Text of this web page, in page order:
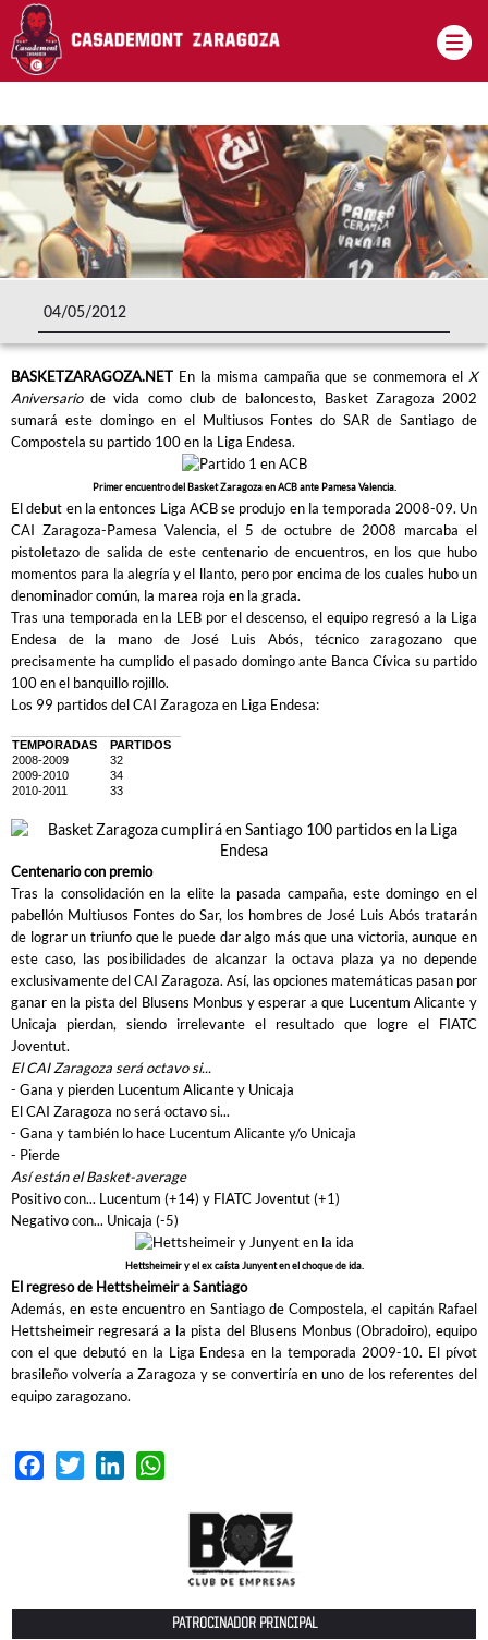
Pasar al contenido principal
04/05/2012
BASKETZARAGOZA.NET En la misma campaña que se conmemora el X
Aniversariode vida como club de baloncesto, Basket Zaragoza 2002
sumará este domingo en el Multiusos Fontes do SAR de Santiago de
Compostela su partido 100 en la Liga Endesa.
Primer encuentro del Basket Zaragoza en ACB ante Pamesa Valencia.
El debut en la entonces Liga ACB se produjo en la temporada 2008-09. Un
CAI Zaragoza-Pamesa Valencia, el 5 de octubre de 2008 marcaba el
pistoletazo de salida de este centenario de encuentros, en los que hubo
momentos para la alegría y el llanto, pero por encima de los cuales hubo un
denominador común, la marea roja en la grada.
Tras una temporada en la LEB por el descenso, el equipo regresó a la Liga
Endesa de la mano de José Luis Abós, técnico zaragozano que
precisamente ha cumplido el pasado domingo ante Banca Cívica su partido
100 en el banquillo rojillo.
Los 99 partidos del CAI Zaragoza en Liga Endesa:
TEMPORADAS
PARTIDOS
2008-2009
32
2009-2010
34
2010-2011
33
Centenario con premio
Tras la consolidación en la elite la pasada campaña, este domingo en el
pabellón Multiusos Fontes do Sar, los hombres de José Luis Abós tratarán
de lograr un triunfo que le puede dar algo más que una victoria, aunque en
este caso, las posibilidades de alcanzar la octava plaza ya no depende
exclusivamente del CAI Zaragoza. Así, las opciones matemáticas pasan por
ganar en la pista del Blusens Monbus y esperar a que Lucentum Alicante y
Unicaja pierdan, siendo irrelevante el resultado que logre el FIATC
Joventut.
El CAI Zaragoza será octavo si...
- Gana y pierden Lucentum Alicante y Unicaja
El CAI Zaragoza no será octavo si...
- Gana y también lo hace Lucentum Alicante y/o Unicaja
- Pierde
Así están el Basket-average
Positivo con... Lucentum (+14) y FIATC Joventut (+1)
Negativo con... Unicaja (-5)
Hettsheimeir y el ex caísta Junyent en el choque de ida.
El regreso de Hettsheimeir a Santiago
Además, en este encuentro en Santiago de Compostela, el capitán Rafael
Hettsheimeir regresará a la pista del Blusens Monbus (Obradoiro), equipo
con el que debutó en la Liga Endesa en la temporada 2009-10. El pívot
brasileño volvería a Zaragoza y se convertiría en uno de los referentes del
equipo zaragozano.
Facebook
Twitter LinkedIn
PATROCINADOR PRINCIPAL